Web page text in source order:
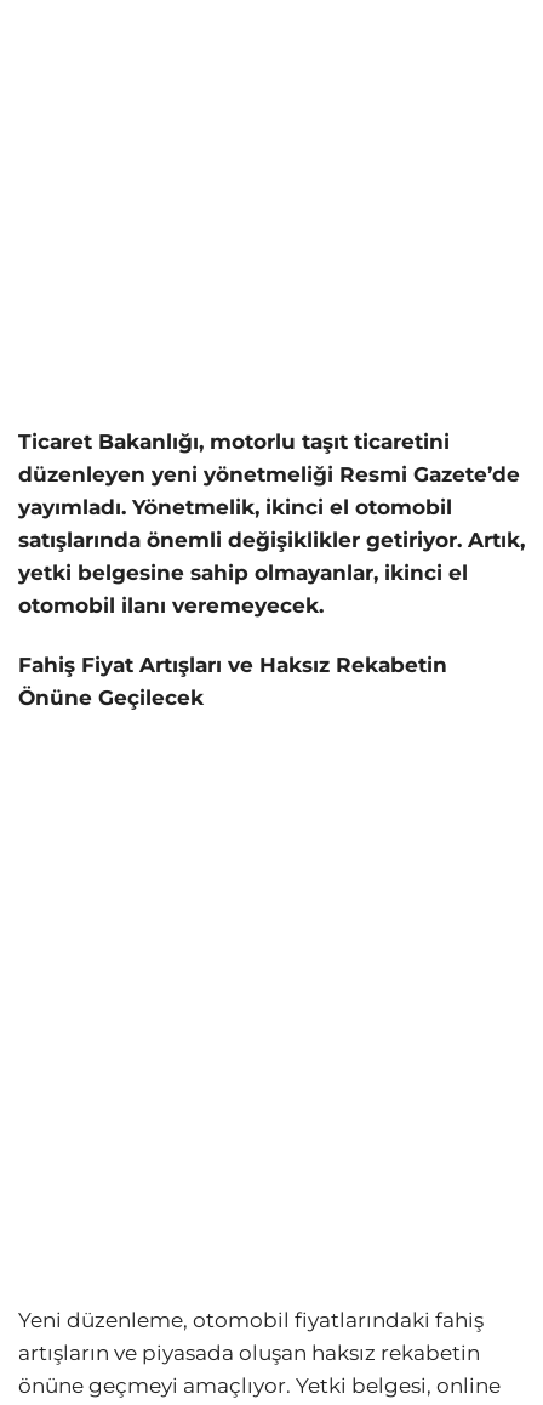
Ticaret Bakanlığı, motorlu taşıt ticaretini
düzenleyen yeni yönetmeliği Resmi Gazete’de
yayımladı. Yönetmelik, ikinci el otomobil
satışlarında önemli değişiklikler getiriyor. Artık,
yetki belgesine sahip olmayanlar, ikinci el
otomobil ilanı veremeyecek.
Fahiş Fiyat Artışları ve Haksız Rekabetin
Önüne Geçilecek
Yeni düzenleme, otomobil fiyatlarındaki fahiş
artışların ve piyasada oluşan haksız rekabetin
önüne geçmeyi amaçlıyor. Yetki belgesi, online